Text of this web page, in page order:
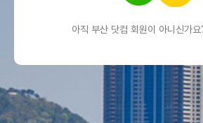
아직 부산 닷컴 회원이 아니신가요